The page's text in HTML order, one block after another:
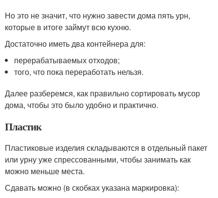
Но это не значит, что нужно завести дома пять урн,
которые в итоге займут всю кухню.
Достаточно иметь два контейнера для:
перерабатываемых отходов;
того, что пока переработать нельзя.
Далее разберемся, как правильно сортировать мусор
дома, чтобы это было удобно и практично.
Пластик
Пластиковые изделия складываются в отдельный пакет
или урну уже спрессованными, чтобы занимать как
можно меньше места.
Сдавать можно (в скобках указана маркировка):